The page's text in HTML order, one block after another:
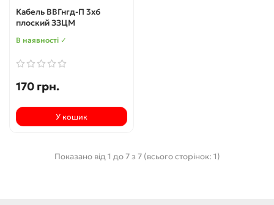
Кабель ВВГнгд-П 3х6
плоский ЗЗЦМ
В наявності ✓
170 грн.
У кошик
Показано від 1 до 7 з 7 (всього сторінок: 1)